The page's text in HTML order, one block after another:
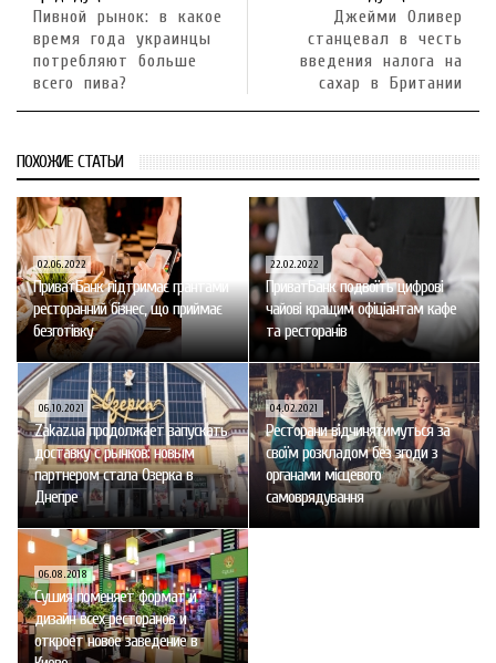
Пивной рынок: в какое
время года украинцы
потребляют больше
всего пива?
Джейми Оливер
станцевал в честь
введения налога на
сахар в Британии
ПОХОЖИЕ СТАТЬИ
02.06.2022
ПриватБанк підтримає грантами
ресторанний бізнес, що приймає
безготівку
22.02.2022
ПриватБанк подвоїть цифрові
чайові кращим офіціантам кафе
та ресторанів
06.10.2021
Zakaz.ua продолжает запускать
доставку с рынков: новым
партнером стала Озерка в
Днепре
04.02.2021
Ресторани відчинятимуться за
своїм розкладом без згоди з
органами місцевого
самоврядування
06.08.2018
Сушия поменяет формат и
дизайн всех ресторанов и
откроет новое заведение в